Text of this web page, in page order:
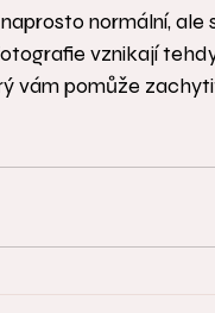
normální, ale
vznikají
vám pomůže